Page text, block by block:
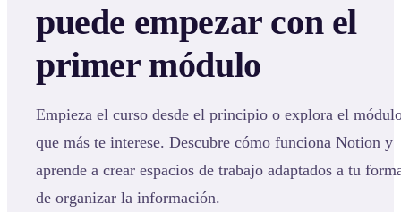
puede empezar con el
primer módulo
Empieza el curso desde el principio o explora el
que más te interese. Descubre cómo funciona Notion y
aprende a crear espacios de trabajo adaptados a tu
de organizar la información.